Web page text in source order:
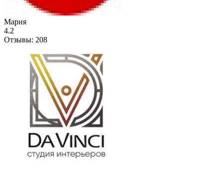
Мария
4.2
Отзывы: 208